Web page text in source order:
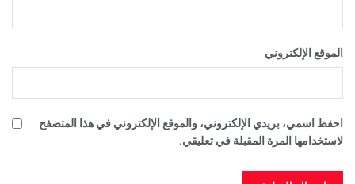
الموقع الإلكتروني
احفظ اسمي، بريدي الإلكتروني، والموقع الإلكتروني في هذا المتصفح
لاستخدامها المرة المقبلة في تعليقي.